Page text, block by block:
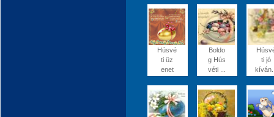
Húsvé
ti üz
enet
Boldo
g Hús
véti ...
ti jó